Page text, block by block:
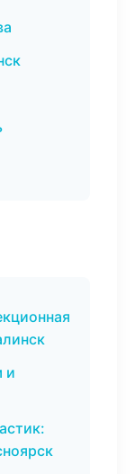
и